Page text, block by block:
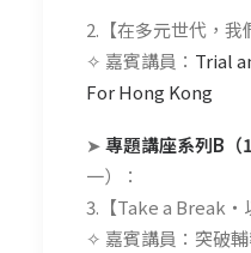
2.【在多元世代，我
✧ 嘉賓講員： Trial
For Hong Kong
➤專題講座系列B（
一）：
3.【Take a Break‧
✧ 嘉賓講員：突破